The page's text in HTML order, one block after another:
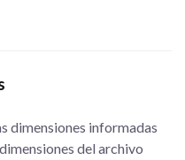
dimensiones informadas
del archivo